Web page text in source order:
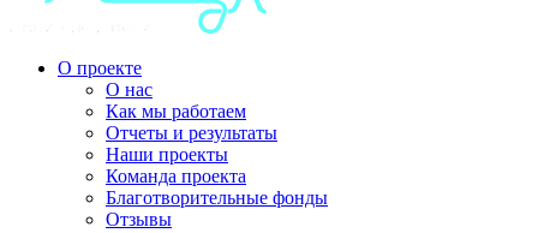
О проекте
О нас
Как мы работаем
Отчеты и результаты
Наши проекты
Команда проекта
Благотворительные фонды
Отзывы